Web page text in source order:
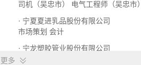
司机（吴忠市）
电气工程师（吴忠市）
· 宁夏夏进乳品股份有限公司
市场策划 会计
· 宁龙塑胶管业股份有限公司
财务经理
更多